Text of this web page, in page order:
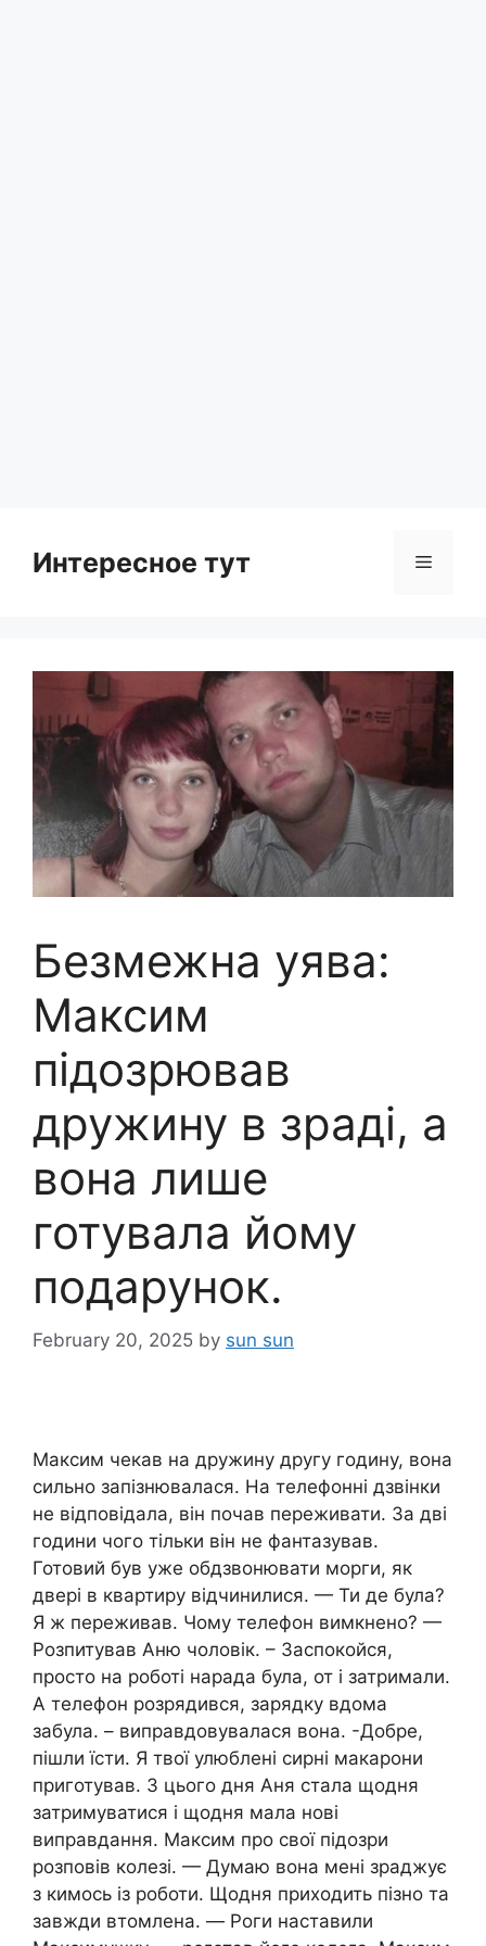
Интересное тут Menu
Безмежна уява:
Максим
підозрював
дружину в зpaді, а
вона лише
готувала йому
подарунок.
February 20, 2025 by sun sun
Максим чекав на дружину другу годину, вона
сильно запізнювалася. На телефонні дзвінки
не відповідала, він почав переживати. За дві
години чого тільки він не фaнтазував.
Готовий був уже обдзвонювати мopги, як
двері в квартиру відчинилися. — Ти де була?
Я ж переживав. Чому телефон вимкнено? —
Розпитував Аню чоловік. – Заспокойся,
просто на роботі нарада була, от і затримали.
А телефон розрядився, зарядку вдома
забула. – виправдовувалася вона. -Добре,
пішли їсти. Я твої улюблені сирні макарони
приготував. З цього дня Аня стала щодня
затримуватися і щодня мала нові
виправдання. Максим про свої підозри
розповів колезі. — Думаю вона мені зраджує
з кимось із роботи. Щодня приходить пізно та
завжди втомлена. — Poги наставили